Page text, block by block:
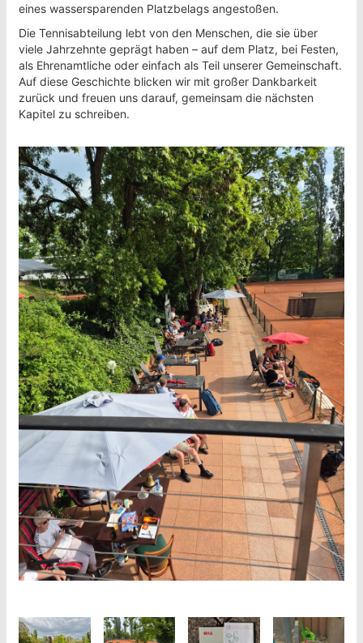
eines wassersparenden Platzbelags angestoßen.
Die Tennisabteilung lebt von den Menschen, die sie über
viele Jahrzehnte geprägt haben – auf dem Platz, bei Festen,
als Ehrenamtliche oder einfach als Teil unserer Gemeinschaft.
Auf diese Geschichte blicken wir mit großer Dankbarkeit
zurück und freuen uns darauf, gemeinsam die nächsten
Kapitel zu schreiben.